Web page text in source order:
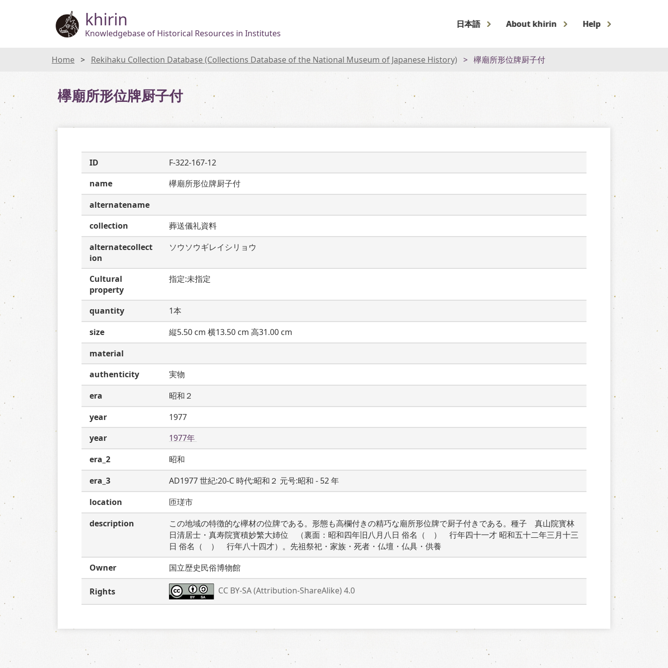
khirin
Knowledgebase of Historical Resources in Institutes
日本語 About khirin Help
Home Rekihaku Collection Database (Collections Database of the National Museum of Japanese History) 欅廟所形位牌厨子付
欅廟所形位牌厨子付
ID
F-322-167-12
name
欅廟所形位牌厨子付
alternatename
collection
葬送儀礼資料
alternatecollect
ion
ソウソウギレイシリョウ
Cultural
property
指定:未指定
quantity
1本
size
縦5.50 cm 横13.50 cm 高31.00 cm
material
authenticity
実物
era
昭和２
year
1977
year
1977年
era_2
昭和
era_3
AD1977 世紀:20-C 時代:昭和２ 元号:昭和 - 52 年
location
匝瑳市
description
この地域の特徴的な欅材の位牌である。形態も高欄付きの精巧な廟所形位牌で厨子付きである。種子　真山院寳林
日清居士・真寿院寳積妙繁大姉位　（裏面：昭和四年旧八月八日 俗名（　）　行年四十一才 昭和五十二年三月十三
日 俗名（　）　行年八十四才）。先祖祭祀・家族・死者・仏壇・仏具・供養
Owner
国立歴史民俗博物館
Rights CC BY-SA (Attribution-ShareAlike) 4.0